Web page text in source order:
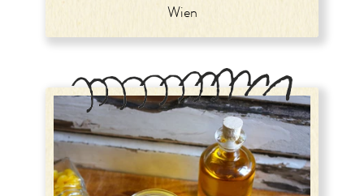
Wien